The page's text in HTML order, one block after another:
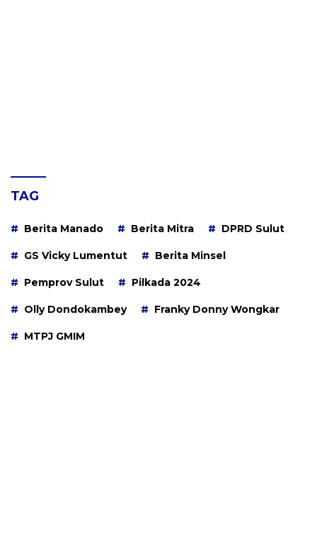
TAG
Berita Manado Berita Mitra DPRD Sulut
GS Vicky Lumentut Berita Minsel
Pemprov Sulut Pilkada 2024
Olly Dondokambey Franky Donny Wongkar
MTPJ GMIM